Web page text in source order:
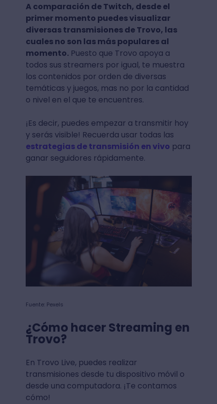
A comparación de Twitch, desde el
primer momento puedes visualizar
diversas transmisiones de Trovo, las
cuales no son las más populares al
momento.Puesto que Trovo apoya a
todos sus streamers por igual, te muestra
los contenidos por orden de diversas
temáticas y juegos, mas no por la cantidad
o nivel en el que te encuentres.
¡Es decir, puedes empezar a transmitir hoy
y serás visible! Recuerda usar todas las
estrategias de transmisión en vivo para
ganar seguidores rápidamente.
Fuente: Pexels
¿Cómo hacer Streaming en
Trovo?
En Trovo Live, puedes realizar
transmisiones desde tu dispositivo móvil o
desde una computadora. ¡Te contamos
cómo!